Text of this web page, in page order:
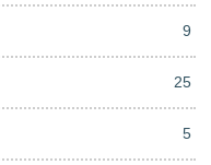
9
25
5